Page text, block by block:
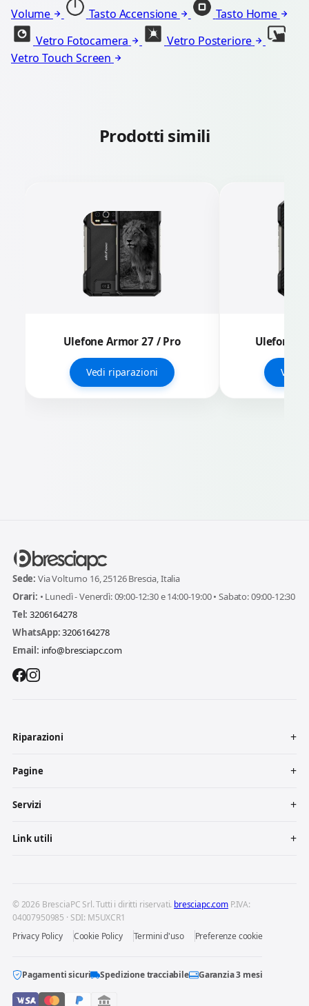
Volume
Tasto Accensione
Tasto Home
Vetro Fotocamera
Vetro Posteriore
Vetro Touch Screen
Prodotti simili
Ulefone Armor 27 / Pro
Vedi riparazioni
Ulefone
Vedi
Sede: Via Volturno 16, 25126 Brescia, Italia
Orari: • Lunedì - Venerdì: 09:00-12:30 e 14:00-19:00 • Sabato: 09:00-12:30
Tel: 3206164278
WhatsApp:3206164278
Email: info@bresciapc.com
Riparazioni
Pagine
Servizi
Link utili
© 2026 BresciaPC Srl. Tutti i diritti riservati. bresciapc.com P.IVA:
04007950985 · SDI: M5UXCR1
Privacy Policy
Cookie Policy Termini d'uso Preferenze cookie
Pagamenti sicuri Spedizione tracciabile Garanzia 3 mesi